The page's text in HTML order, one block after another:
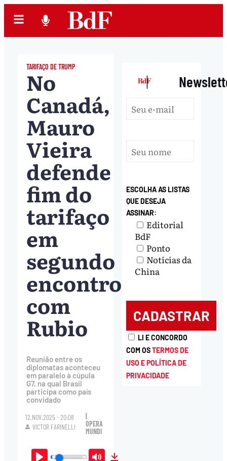
TARIFAÇO DE TRUMP
No
Canadá,
Mauro
Vieira
defende
fim do
tarifaço
em
segundo
encontro
com
Rubio
Reunião entre os
diplomatas aconteceu
em paralelo à cúpula
G7, na qual Brasil
participa como país
convidado
12.NOV.2025 - 20:08
VICTOR FARINELLI
OPERA
MUNDI
|
ESCOLHA AS LISTAS
QUE DESEJA
ASSINAR:
Editorial
BdF
Ponto
Notícias da
China
LI E CONCORDO
COM OSTERMOS DE
USO E POLÍTICA DE
PRIVACIDADE